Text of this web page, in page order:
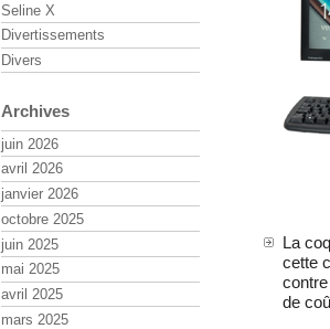
La
cette
de
Seline X
Divertissements
Divers
Archives
juin 2026
avril 2026
janvier 2026
octobre 2025
juin 2025
mai 2025
avril 2025
mars 2025